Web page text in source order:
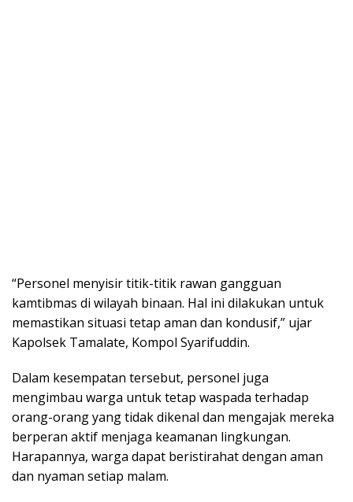
“Personel menyisir titik-titik rawan gangguan
kamtibmas di wilayah binaan. Hal ini dilakukan untuk
memastikan situasi tetap aman dan kondusif,” ujar
Kapolsek Tamalate, Kompol Syarifuddin.
Dalam kesempatan tersebut, personel juga
mengimbau warga untuk tetap waspada terhadap
orang-orang yang tidak dikenal dan mengajak mereka
berperan aktif menjaga keamanan lingkungan.
Harapannya, warga dapat beristirahat dengan aman
dan nyaman setiap malam.